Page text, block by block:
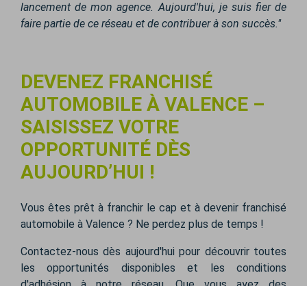
lancement de mon agence. Aujourd'hui, je suis fier de
faire partie de ce réseau et de contribuer à son succès."
DEVENEZ FRANCHISÉ
AUTOMOBILE À VALENCE –
SAISISSEZ VOTRE
OPPORTUNITÉ DÈS
AUJOURD’HUI !
Vous êtes prêt à franchir le cap et à devenir franchisé
automobile à Valence ? Ne perdez plus de temps !
Contactez-nous dès aujourd'hui pour découvrir toutes
les opportunités disponibles et les conditions